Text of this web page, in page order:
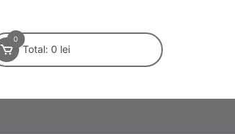
0
Total: 0 lei